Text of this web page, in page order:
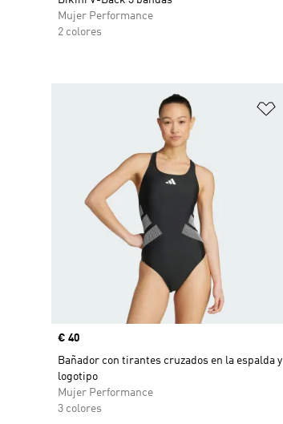
Mujer Performance
2 colores
Precio
€ 40
Bañador con tirantes cruzados en la espalda y
logotipo
Mujer Performance
3 colores